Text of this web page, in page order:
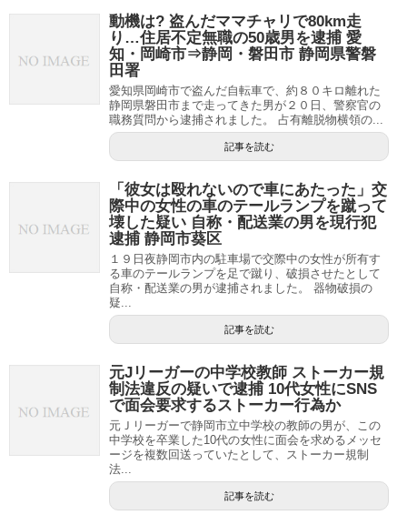
動機は? 盗んだママチャリで80km走
り…住居不定無職の50歳男を逮捕 愛
知・岡崎市⇒静岡・磐田市 静岡県警磐
田署
愛知県岡崎市で盗んだ自転車で、約８０キロ離れた
静岡県磐田市まで走ってきた男が２０日、警察官の
職務質問から逮捕されました。 占有離脱物横領の...
記事を読む
「彼女は殴れないので車にあたった」交
際中の女性の車のテールランプを蹴って
壊した疑い 自称・配送業の男を現行犯
逮捕 静岡市葵区
１９日夜静岡市内の駐車場で交際中の女性が所有す
る車のテールランプを足で蹴り、破損させたとして
自称・配送業の男が逮捕されました。 器物破損の
疑...
記事を読む
元Jリーガーの中学校教師 ストーカー規
制法違反の疑いで逮捕 10代女性にSNS
で面会要求するストーカー行為か
元Ｊリーガーで静岡市立中学校の教師の男が、この
中学校を卒業した10代の女性に面会を求めるメッセ
ージを複数回送っていたとして、ストーカー規制
法...
記事を読む